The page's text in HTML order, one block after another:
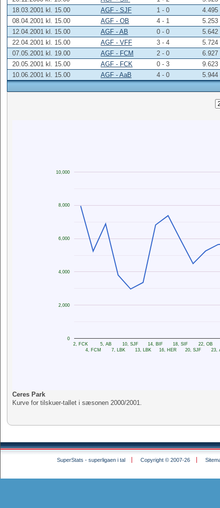
18.03.2001 kl. 15.00
AGF - SJF 1 - 0
4.495
08.04.2001 kl. 15.00
AGF - OB 4 - 1
5.253
12.04.2001 kl. 15.00
AGF - AB 0 - 0
5.642
22.04.2001 kl. 15.00
AGF - VFF 3 - 4
5.724
07.05.2001 kl. 19.00
AGF - FCM 2 - 0
6.927
20.05.2001 kl. 15.00
AGF - FCK 0 - 3
9.623
10.06.2001 kl. 15.00
AGF - AaB 4 - 0 5.944
2, FCK
4, FCM
5, AB
7, LBK
10, SJF
13, LBK
14, BIF
16, HER
18, SIF
20, SJF
22, OB
23,
0
2,000
4,000
6,000
8,000
10,000
Ceres Park
Kurve for tilskuer-tallet i sæsonen 2000/2001.
SuperStats - superligaen i tal Copyright © 2007-26